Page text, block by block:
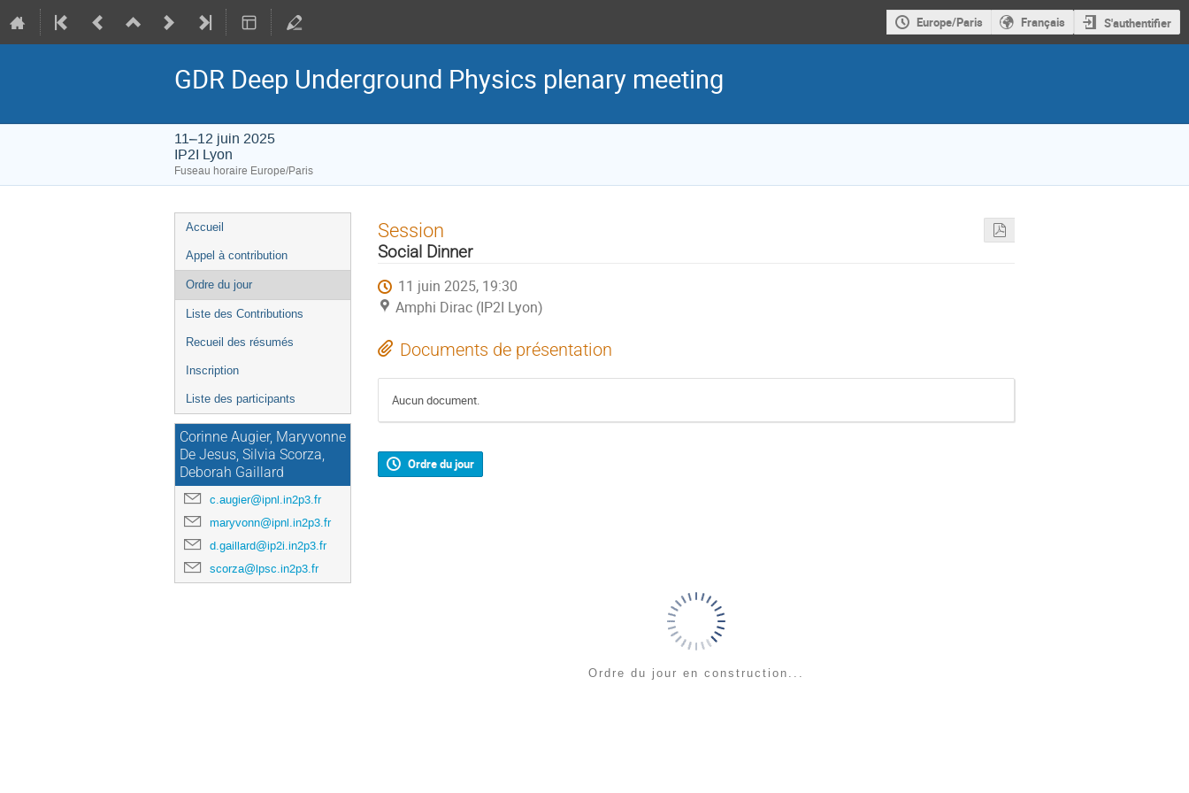
Europe/Paris Français S'authentifier
GDR Deep Underground Physics plenary meeting
11–12 juin 2025
IP2I Lyon
Fuseau horaire Europe/Paris
Menu
de
l'événement
Accueil
Appel à contribution
Ordre du jour
Liste des Contributions
Recueil des résumés
Inscription
Liste des participants
Corinne Augier, Maryvonne
De Jesus, Silvia Scorza,
Deborah Gaillard
c.augier@ipnl.in2p3.fr
maryvonn@ipnl.in2p3.fr
d.gaillard@ip2i.in2p3.fr
scorza@lpsc.in2p3.fr
Session
Social Dinner
11 juin 2025, 19:30
Amphi Dirac (IP2I Lyon)
Documents de présentation
Aucun document.
Ordre du jour
Ordre du jour en construction...